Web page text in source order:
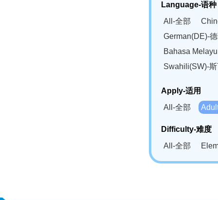
Language-语种
All-全部
German(DE)-
Bahasa
Swahili(SW)-
Apply-适用
All-全部
Difficulty-难度
All-全部